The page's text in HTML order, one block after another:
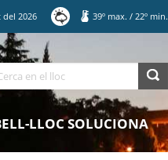
del2026 39º max. / 22º min.
LLOC SOLUCIONA